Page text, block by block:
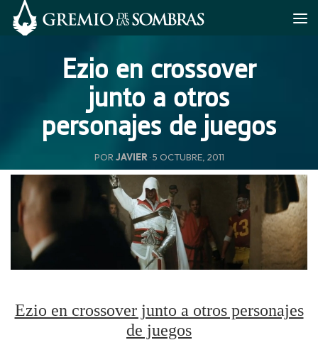
Saltar al contenido
Ezio en crossover
junto a otros
personajes de juegos
POR JAVIER ·5 OCTUBRE, 2011
Ezio en crossover junto a otros personajes
de juegos